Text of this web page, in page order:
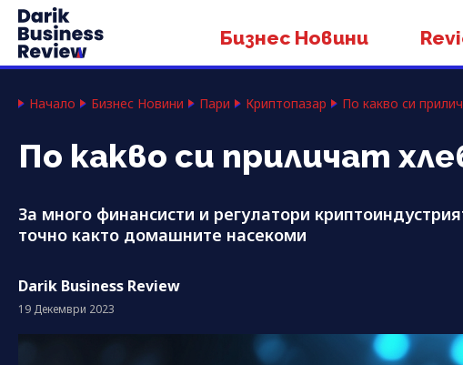
Бизнес Новини
Начало Бизнес Новини Пари Криптопазар По какво си
По какво си приличат
За много финансисти и регулатори
точно както домашните насекоми
Darik Business Review
19 Декември 2023